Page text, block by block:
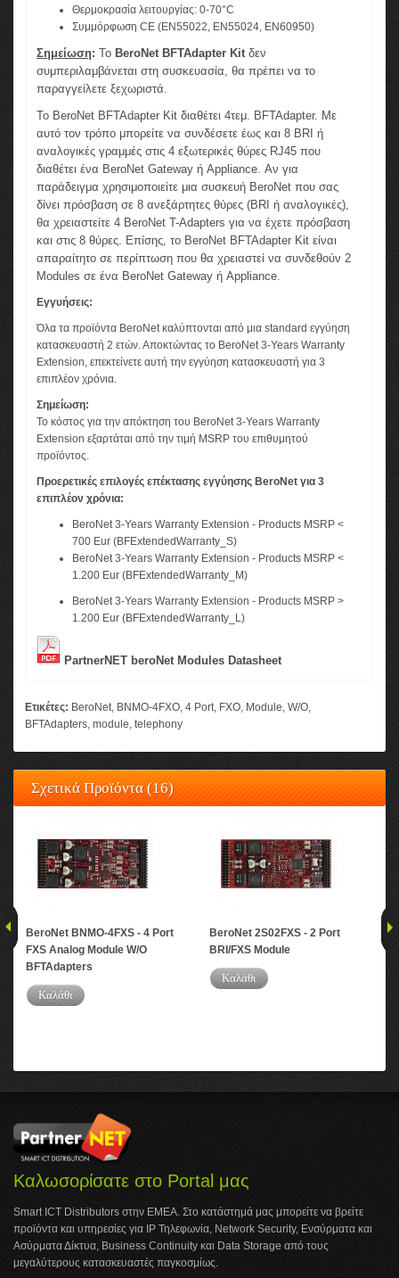
Θερμοκρασία λειτουργίας: 0-70°C
Συμμόρφωση CE (EN55022, EN55024, EN60950)
Σημείωση: Το BeroNet BFTAdapter Kitδεν
συμπεριλαμβάνεται στη συσκευασία, θα πρέπει να το
παραγγείλετε ξεχωριστά.
Το BeroNet BFTAdapter Kit διαθέτει 4τεμ. BFTAdapter. Με
αυτό τον τρόπο μπορείτε να συνδέσετε έως και 8 BRI ή
αναλογικές γραμμές στις 4 εξωτερικές θύρες RJ45 που
διαθέτει ένα BeroNet Gateway ή Appliance. Αν για
παράδειγμα χρησιμοποιείτε μια συσκευή BeroNet που σας
δίνει πρόσβαση σε 8 ανεξάρτητες θύρες (BRI ή αναλογικές),
θα χρειαστείτε 4 BeroNet T-Adapters για να έχετε πρόσβαση
και στις 8 θύρες. Επίσης, το BeroNet BFTAdapter Kit είναι
απαραίτητο σε περίπτωση που θα χρειαστεί να συνδεθούν 2
Modules σε ένα BeroNet Gateway ή Appliance.
Εγγυήσεις:
Όλα τα προϊόντα BeroNet καλύπτονται από μια standard εγγύηση
κατασκευαστή 2 ετών. Αποκτώντας το BeroNet 3-Years Warranty
Extension, επεκτείνετε αυτή την εγγύηση κατασκευαστή για 3
επιπλέον χρόνια.
Σημείωση:
Το κόστος για την απόκτηση του BeroNet 3-Years Warranty
Extension εξαρτάται από την τιμή MSRP του επιθυμητού
προϊόντος.
Προερετικές επιλογές επέκτασης εγγύησης BeroNet για 3
επιπλέον χρόνια:
BeroNet 3-Years Warranty Extension - Products MSRP <
700 Eur (BFExtendedWarranty_S)
BeroNet 3-Years Warranty Extension - Products MSRP <
1.200 Eur (BFExtendedWarranty_M)
BeroNet 3-Years Warranty Extension - Products MSRP >
1.200 Eur (BFExtendedWarranty_L)
PartnerNET beroNet Modules Datasheet
Ετικέτες: BeroNet, BNMO-4FXO, 4 Port, FXO, Module, W/O,
BFTAdapters, module, telephony
Σχετικά Προϊόντα (16)
BeroNet BNMO-4FXS - 4 Port
FXS Analog Module W/O
BFTAdapters
Καλάθι
BeroNet 2S02FXS - 2 Port
BRI/FXS Module
Καλάθι
Καλωσορίσατε στο Portal μας
Smart ICT Distributors στην ΕΜΕΑ. Στο κατάστημά μας μπορείτε να βρείτε
προϊόντα και υπηρεσίες για IP Τηλεφωνία, Network Security, Ενσύρματα και
Ασύρματα Δίκτυα, Business Continuity και Data Storage από τους
μεγαλύτερους κατασκευαστές παγκοσμίως.